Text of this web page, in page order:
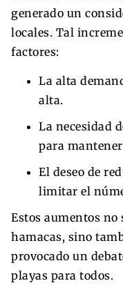
generado un
locales. Tal
factores:
La alta
alta.
La necesidad
para
El deseo de
limitar el
Estos aumentos no
hamacas, sino
provocado un
playas para todos.